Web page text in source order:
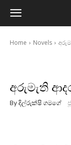
Home Novels
අරුමැති
By දිල්රුක්ෂි ගමගේ